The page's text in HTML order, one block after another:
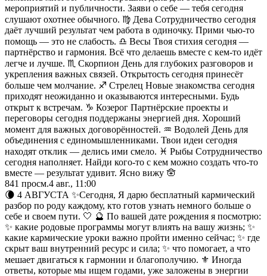
мероприятий и публичности. Заяви о себе — тебя сегодня
слушают охотнее обычного. ♍ Дева Сотрудничество сегодня
даёт лучший результат чем работа в одиночку. Прими чью-то
помощь — это не слабость. ♎ Весы Твоя стихия сегодня —
партнёрство и гармония. Всё что делаешь вместе с кем-то идёт
легче и лучше. ♏ Скорпион День для глубоких разговоров и
укрепления важных связей. Открытость сегодня принесёт
больше чем молчание. ♐ Стрелец Новые знакомства сегодня
приходят неожиданно и оказываются интересными. Будь
открыт к встречам. ♑ Козерог Партнёрские проекты и
переговоры сегодня поддержаны энергией дня. Хороший
момент для важных договорённостей. ♒ Водолей День для
объединения с единомышленниками. Твои идеи сегодня
находят отклик — делись ими смело. ♓ Рыбы Сотрудничество
сегодня наполняет. Найди кого-то с кем можно создать что-то
вместе — результат удивит. Ясно вижу 🪬
841 просм.4 авг., 11:00
🌘 4 АВГУСТА ✨Сегодня, Я дарю бесплатный кармический
разбор по роду каждому, кто готов узнать немного больше о
себе и своем пути. 🤍 🔮 По вашей дате рождения я посмотрю:
✨ какие родовые программы могут влиять на вашу жизнь; ✨
какие кармические уроки важно пройти именно сейчас; ✨ где
скрыт ваш внутренний ресурс и сила; ✨ что помогает, а что
мешает двигаться к гармонии и благополучию. ⚜️ Иногда
ответы, которые мы ищем годами, уже заложены в энергии